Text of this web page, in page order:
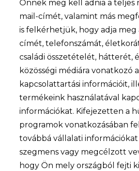
Önnek meg kell adnia a teljes
mail-címét, valamint más
is felkérhetjük, hogy adja meg
címét, telefonszámát,
családi összetételét, hátterét,
közösségi médiára vonatkozó
kapcsolattartási információit,
termékeink használatával
információkat. Kifejezetten a
programok vonatkozásában
továbbá vállalati
szegmens vagy megcélzott
hogy Ön mely országból fejti